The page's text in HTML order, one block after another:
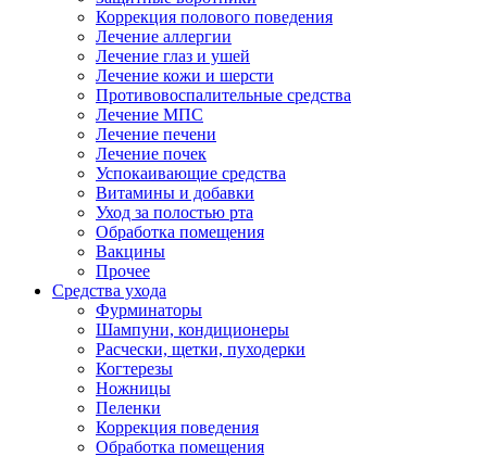
Коррекция полового поведения
Лечение аллергии
Лечение глаз и ушей
Лечение кожи и шерсти
Противовоспалительные средства
Лечение МПС
Лечение печени
Лечение почек
Успокаивающие средства
Витамины и добавки
Уход за полостью рта
Обработка помещения
Вакцины
Прочее
Средства ухода
Фурминаторы
Шампуни, кондиционеры
Расчески, щетки, пуходерки
Когтерезы
Ножницы
Пеленки
Коррекция поведения
Обработка помещения